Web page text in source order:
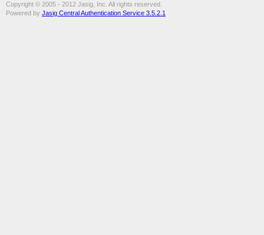
Copyright © 2005 - 2012 Jasig, Inc. All rights reserved.
Powered by Jasig Central Authentication Service 3.5.2.1